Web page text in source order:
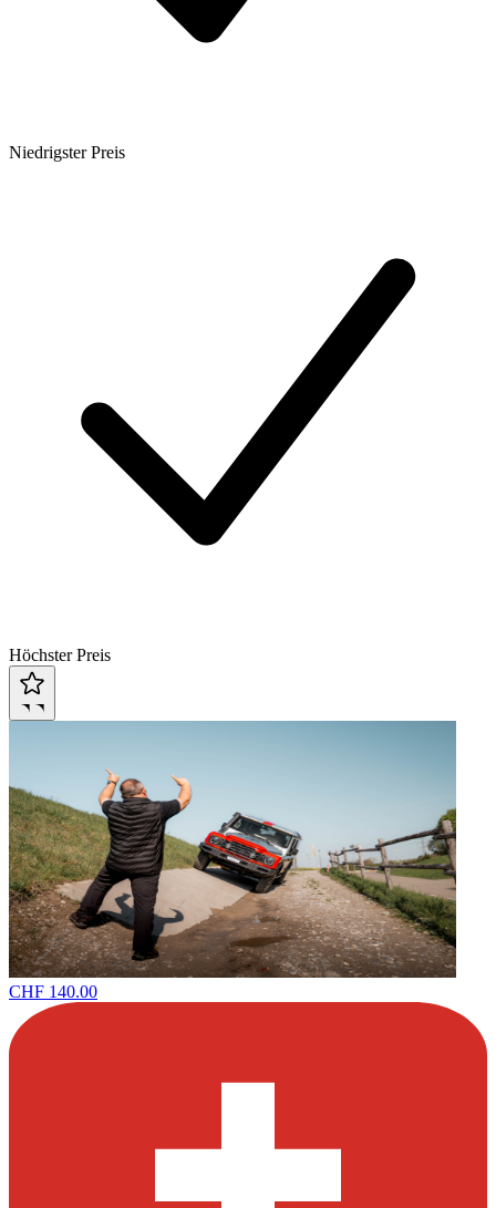
Niedrigster Preis
Höchster Preis
CHF 140.00